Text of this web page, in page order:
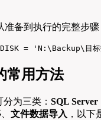
DISK = 'N:\Backup\
常用方法
为三类： SQL Server
文件数据导入 ，以下